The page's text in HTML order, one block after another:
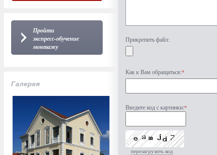
Пройти
экспресс-обучение
монтажу
Галерея
Прикрепить файл:
Как к Вам обращаться:*
Введите код с картинки:*
перезагрузить код